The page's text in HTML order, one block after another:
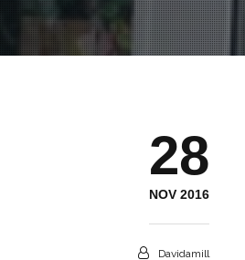
28
NOV 2016
Davidamill